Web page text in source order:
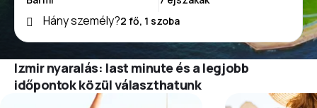
Hány személy?
Izmir nyaralás: last minute és a legjobb
időpontok közül választhatunk